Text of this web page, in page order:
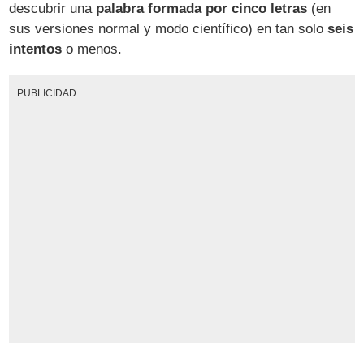
descubrir una palabra formada por cinco letras (en
sus versiones normal y modo científico) en tan soloseis
intentos o menos.
PUBLICIDAD